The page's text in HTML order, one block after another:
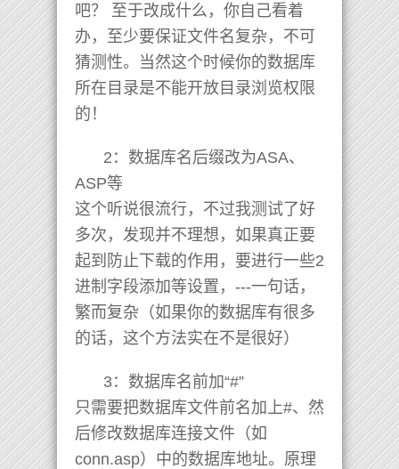
吧？ 至于改成什么，你自己看着
办，至少要保证文件名复杂，不可
猜测性。当然这个时候你的数据库
所在目录是不能开放目录浏览权限
的！
2：数据库名后缀改为ASA、
ASP等
这个听说很流行，不过我测试了好
多次，发现并不理想，如果真正要
起到防止下载的作用，要进行一些2
进制字段添加等设置，---一句话，
繁而复杂（如果你的数据库有很多
的话，这个方法实在不是很好）
3：数据库名前加“#”
只需要把数据库文件前名加上#、然
后修改数据库连接文件（如
conn.asp）中的数据库地址。原理